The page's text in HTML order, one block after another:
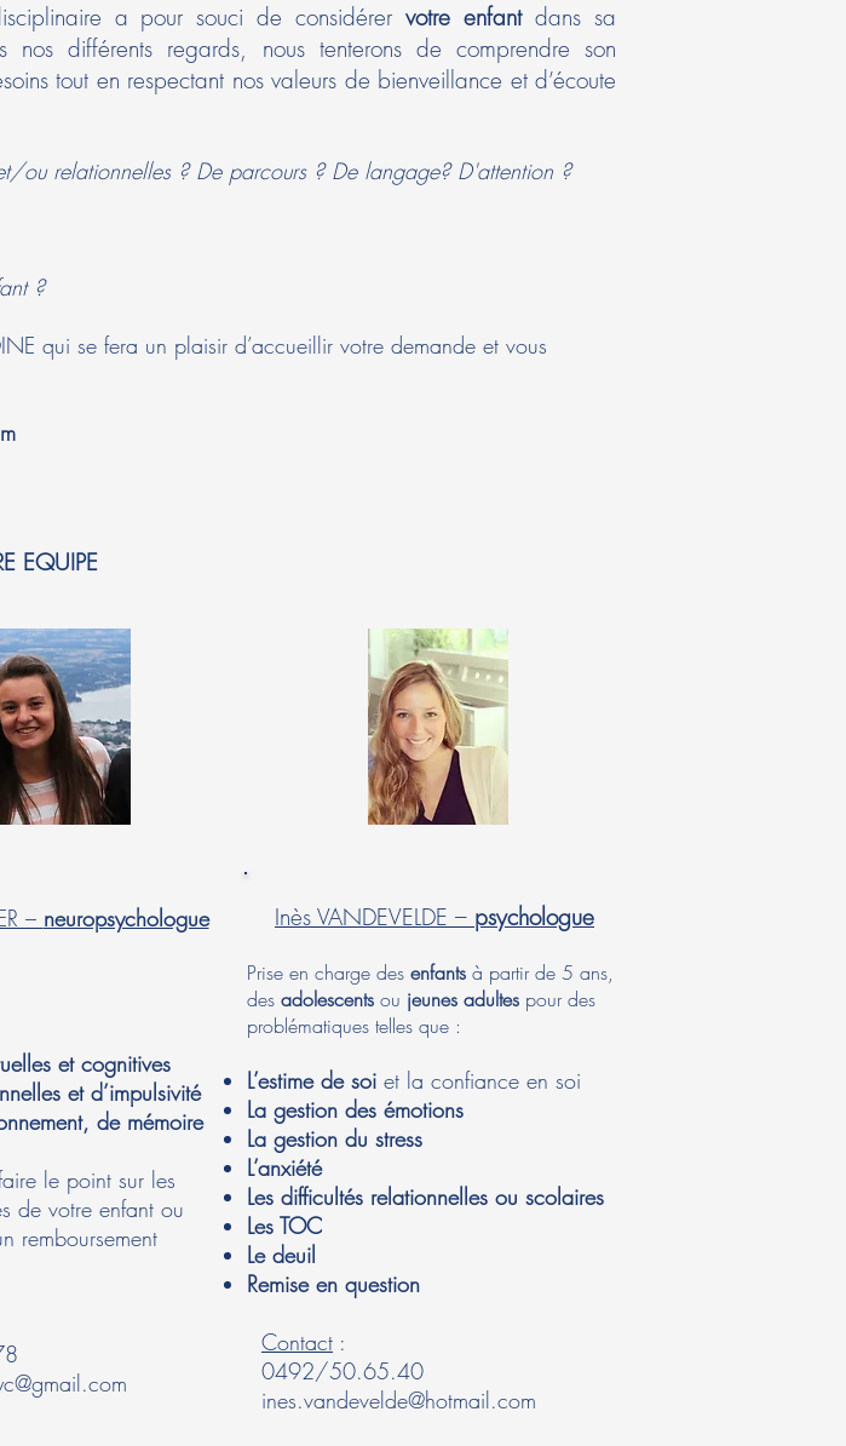
a pour souci de considérervotre enfantdans sa
nos différents regards, nous tenterons de comprendre son
tout en respectant nos valeurs de bienveillance et d’écoute
ou relationnelles ? De parcours ? De langage? D'attention ?
?
qui se fera un plaisir d’accueillir votre demande et vous
EQUIPE
– neuropsychologue
et cognitives
et d’impulsivité
de mémoire
le point sur les
de votre enfant ou
remboursement
Inès VANDEVELDE – psychologue
Prise en charge des enfants à partir de 5 ans,
des adolescents ou jeunes adultes pour des
problématiques telles que :
L’estime de soi et la confiance en soi
La gestion des émotions
La gestion du stress
L’anxiété
Les difficultés relationnelles ou scolaires
Les TOC
Le deuil
Remise en question
Contact :
0492/50.65.40
ines.vandevelde@hotmail.com